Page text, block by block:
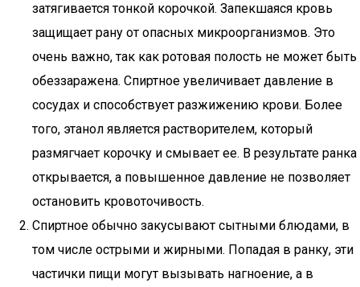
затягивается тонкой корочкой. Запекшаяся кровь
защищает рану от опасных микроорганизмов. Это
очень важно, так как ротовая полость не может быть
обеззаражена. Спиртное увеличивает давление в
сосудах и способствует разжижению крови. Более
того, этанол является растворителем, который
размягчает корочку и смывает ее. В результате ранка
открывается, а повышенное давление не позволяет
остановить кровоточивость.
Спиртное обычно закусывают сытными блюдами, в
том числе острыми и жирными. Попадая в ранку, эти
частички пищи могут вызывать нагноение, а в